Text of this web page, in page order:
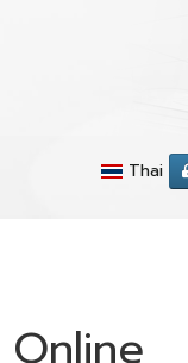
Thai
Online